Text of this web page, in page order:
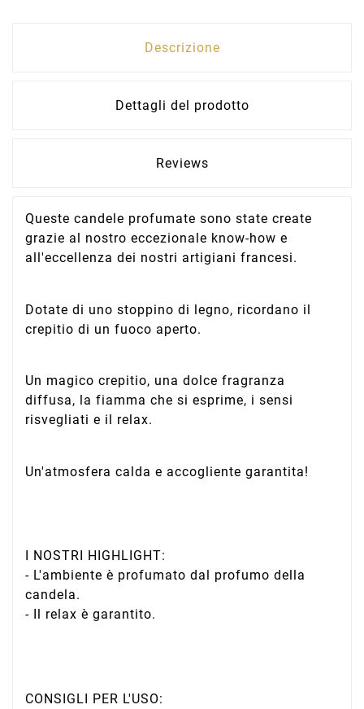
Descrizione
Dettagli del prodotto
Reviews
Queste candele profumate sono state create
grazie al nostro eccezionale know-how e
all'eccellenza dei nostri artigiani francesi.
Dotate di uno stoppino di legno, ricordano il
crepitio di un fuoco aperto.
Un magico crepitio, una dolce fragranza
diffusa, la fiamma che si esprime, i sensi
risvegliati e il relax.
Un'atmosfera calda e accogliente garantita!
I NOSTRI HIGHLIGHT:
- L'ambiente è profumato dal profumo della
candela.
- Il relax è garantito.
CONSIGLI PER L'USO: